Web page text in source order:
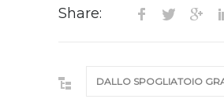
Share:
DALLO SPOGLIATOIO